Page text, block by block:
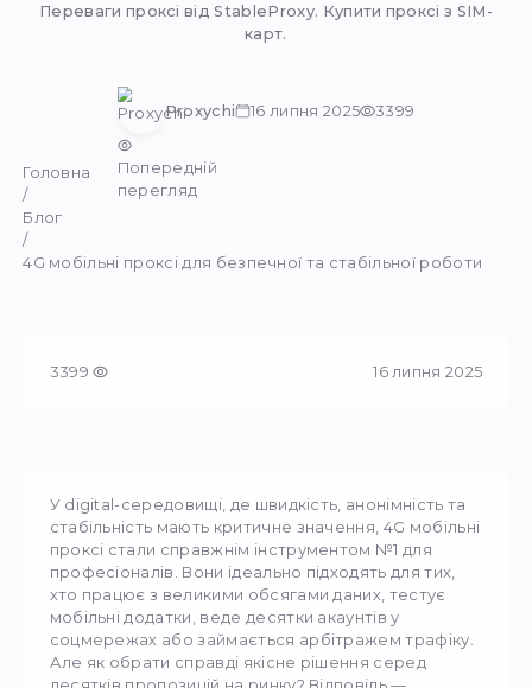
стабільної
онлайн
Що таке 4G LTE мобільний проксі та як
застосовують у SMM, арбітражі, парсингу й
Переваги проксі від StableProxy. Купити
4G мобільні проксі для безпечної та
3399